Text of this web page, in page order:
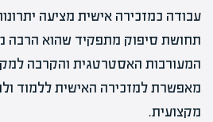
עבודה כמזכירה אישית מציעה
תחושת סיפוק מתפקיד שהוא הרבה
המעורבות האסטרטגית והקרבה
מאפשרת למזכירה האישית ללמוד
מקצועית.